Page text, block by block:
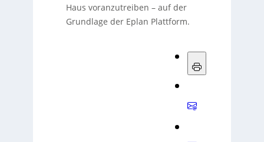
Haus voranzutreiben – auf der
Grundlage der Eplan Plattform.